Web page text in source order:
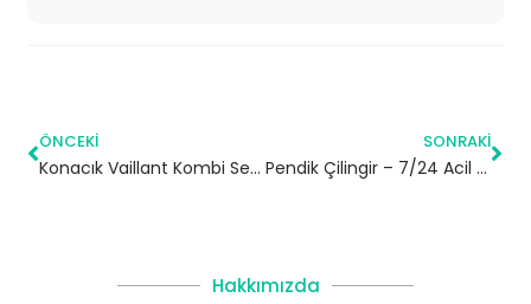
ÖNCEKI
Konacık Vaillant Kombi Servisi – Beşiktaş Yetkili Servis
SONRAKI
Pendik Çilingir – 7/24 Acil Servis
Hakkımızda